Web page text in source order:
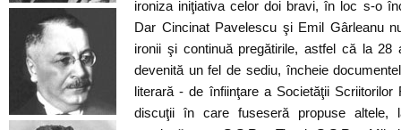
ironiza iniţiativa celor doi bravi, în loc s-o
Dar Cincinat Pavelescu şi Emil Gârleanu
ironii şi continuă pregătirile, astfel că la 28
devenită un fel de sediu, încheie
literară - de înfiinţare a Societăţii
discuţii în care fuseseră propuse